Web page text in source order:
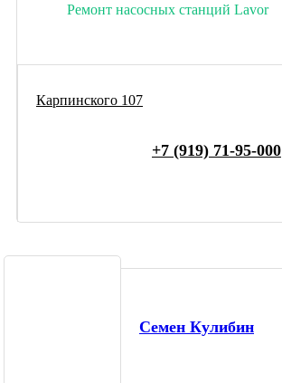
Ремонт насосных станций Lavor
Карпинского 107
+7 (919) 71-95-000
Семен Кулибин